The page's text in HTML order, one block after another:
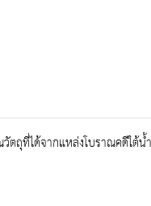
วัตถุที่ได้จากแหล่งโบราณคดี